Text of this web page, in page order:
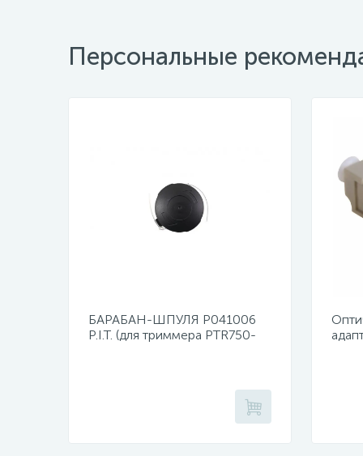
Персональные
БАРАБАН-ШПУЛЯ Р041006
P.I.T. (для триммера PTR750-